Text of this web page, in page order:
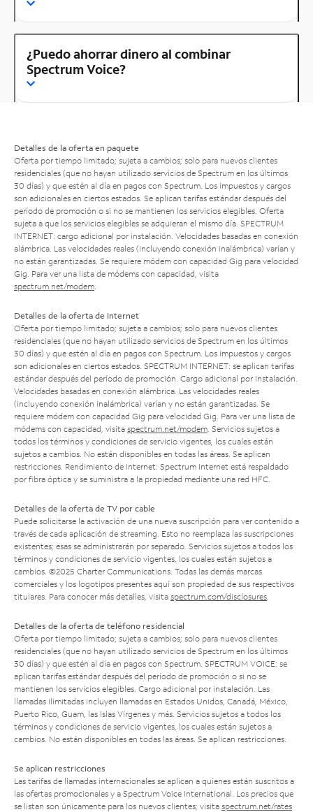
¿Puedo ahorrar dinero al combinar
Spectrum Voice?
Detalles de la oferta en paquete
Oferta por tiempo limitado; sujeta a cambios; solo para nuevos clientes
residenciales (que no hayan utilizado servicios de Spectrum en los últimos
30 días) y que estén al día en pagos con Spectrum. Los impuestos y cargos
son adicionales en ciertos estados. Se aplican tarifas estándar después del
período de promoción o si no se mantienen los servicios elegibles. Oferta
sujeta a que los servicios elegibles se adquieran el mismo día. SPECTRUM
INTERNET: cargo adicional por instalación. Velocidades basadas en conexión
alámbrica. Las velocidades reales (incluyendo conexión inalámbrica) varían y
no están garantizadas. Se requiere módem con capacidad Gig para velocidad
Gig. Para ver una lista de módems con capacidad, visita
spectrum.net/modem
Detalles de la oferta de Internet
Oferta por tiempo limitado; sujeta a cambios; solo para nuevos clientes
residenciales (que no hayan utilizado servicios de Spectrum en los últimos
30 días) y que estén al día en pagos con Spectrum. Los impuestos y cargos
son adicionales en ciertos estados. SPECTRUM INTERNET: se aplican tarifas
estándar después del período de promoción. Cargo adicional por instalación.
Velocidades basadas en conexión alámbrica. Las velocidades reales
(incluyendo conexión inalámbrica) varían y no están garantizadas. Se
requiere módem con capacidad Gig para velocidad Gig. Para ver una lista de
módems con capacidad, visita spectrum.net/modem . Servicios sujetos a
todos los términos y condiciones de servicio vigentes, los cuales están
sujetos a cambios. No están disponibles en todas las áreas. Se aplican
restricciones. Rendimiento de Internet: Spectrum Internet está respaldado
por fibra óptica y se suministra a la propiedad mediante una red HFC.
Detalles de la oferta de TV por cable
Puede solicitarse la activación de una nueva suscripción para ver contenido a
través de cada aplicación de streaming. Esto no reemplaza las suscripciones
existentes; esas se administrarán por separado. Servicios sujetos a todos los
términos y condiciones de servicio vigentes, los cuales están sujetos a
cambios. ©2025 Charter Communications. Todas las demás marcas
comerciales y los logotipos presentes aquí son propiedad de sus respectivos
titulares. Para conocer más detalles, visita spectrum.com/disclosures
Detalles de la oferta de teléfono residencial
Oferta por tiempo limitado; sujeta a cambios; solo para nuevos clientes
residenciales (que no hayan utilizado servicios de Spectrum en los últimos
30 días) y que estén al día en pagos con Spectrum. SPECTRUM VOICE: se
aplican tarifas estándar después del período de promoción o si no se
mantienen los servicios elegibles. Cargo adicional por instalación. Las
llamadas ilimitadas incluyen llamadas en Estados Unidos, Canadá, México,
Puerto Rico, Guam, las Islas Vírgenes y más. Servicios sujetos a todos los
términos y condiciones de servicio vigentes, los cuales están sujetos a
cambios. No están disponibles en todas las áreas. Se aplican restricciones.
Se aplican restricciones
Las tarifas de llamadas internacionales se aplican a quienes están suscritos a
las ofertas promocionales y a Spectrum Voice International. Los precios que
se listan son únicamente para los nuevos clientes; visita spectrum.net/rates